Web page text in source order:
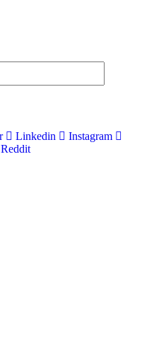
Linkedin
Instagram
Reddit